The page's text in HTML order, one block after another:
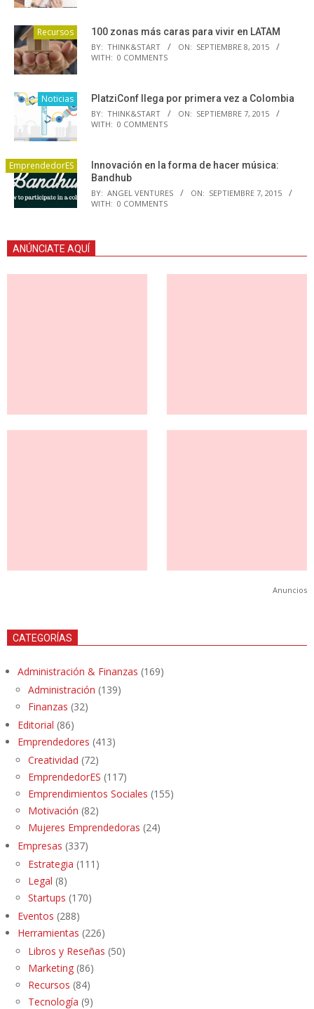
Recursos 100 zonas más caras para vivir en LATAM
BY: THINK&START ON: SEPTIEMBRE 8, 2015
WITH: 0 COMMENTS
Noticias PlatziConf llega por primera vez a Colombia
BY: THINK&START ON: SEPTIEMBRE 7, 2015
WITH: 0 COMMENTS
EmprendedorES
Innovación en la forma de hacer música:
Bandhub
BY: ANGEL VENTURES ON: SEPTIEMBRE 7, 2015
WITH: 0 COMMENTS
ANÚNCIATE AQUÍ
Anuncios
CATEGORÍAS
Administración & Finanzas (169)
Administración (139)
Finanzas (32)
Editorial (86)
Emprendedores (413)
Creatividad (72)
EmprendedorES (117)
Emprendimientos Sociales (155)
Motivación (82)
Mujeres Emprendedoras (24)
Empresas (337)
Estrategia (111)
Legal (8)
Startups (170)
Eventos (288)
Herramientas (226)
Libros y Reseñas (50)
Marketing (86)
Recursos (84)
Tecnología (9)